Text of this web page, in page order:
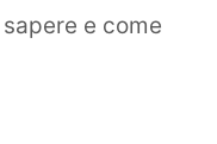
e come